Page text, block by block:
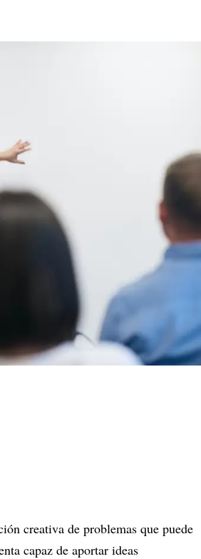
creativa de problemas que puede
capaz de aportar ideas